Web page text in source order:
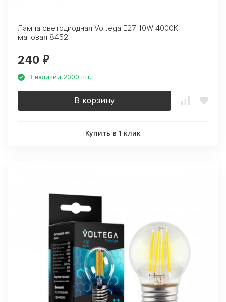
Лампа светодиодная Voltega E27 10W 4000K
матовая 8452
240 ₽
В наличии 2000 шт.
В корзину
Купить в 1 клик